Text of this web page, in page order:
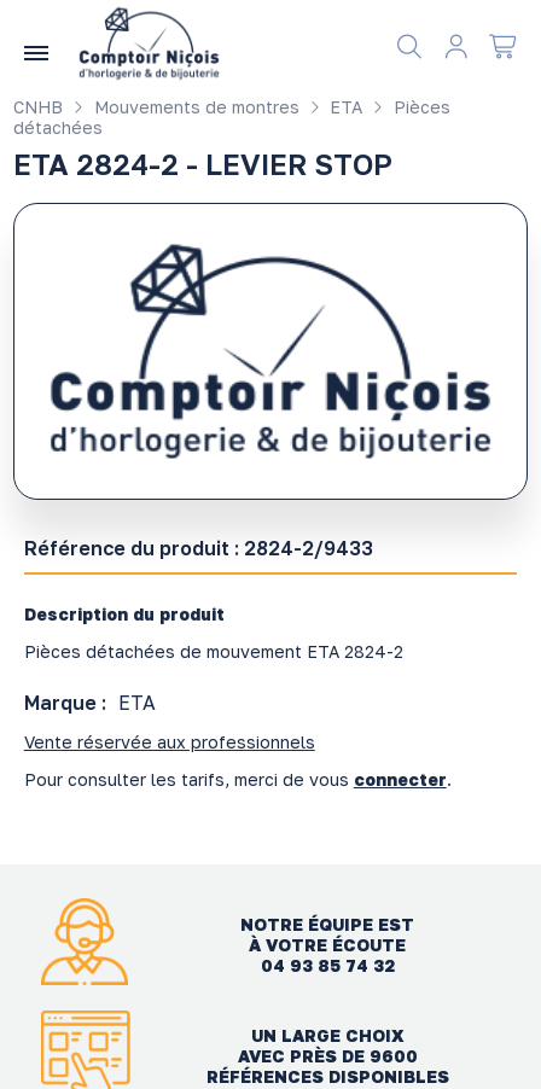
CNHB Mouvements de montres ETA
Pièces
détachées
ETA 2824-2 - LEVIER STOP
Référence du produit : 2824-2/9433
Description du produit
Pièces détachées de mouvement ETA 2824-2
Marque : ETA
Vente réservée aux professionnels
Pour consulter les tarifs, merci de vous connecter.
NOTRE ÉQUIPE EST
À VOTRE ÉCOUTE
04 93 85 74 32
UN LARGE CHOIX
AVEC PRÈS DE 9600
RÉFÉRENCES DISPONIBLES
Gérer les préférences en matière de cookies